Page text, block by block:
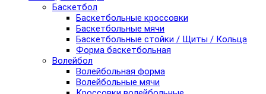
Баскетбол
Баскетбольные кроссовки
Баскетбольные мячи
Баскетбольные стойки / Щиты / Кольца
Форма баскетбольная
Волейбол
Волейбольная форма
Волейбольные мячи